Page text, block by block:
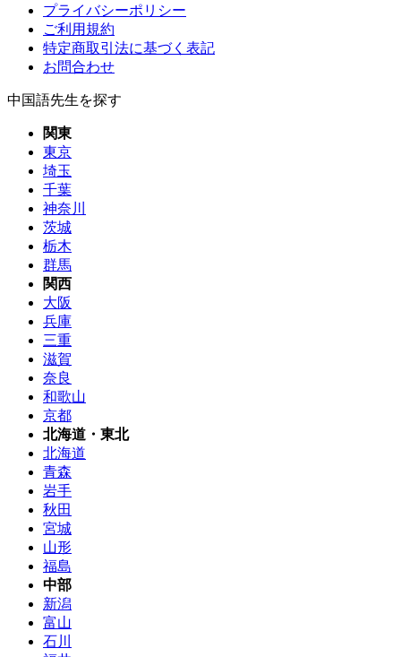
プライバシーポリシー
ご利用規約
特定商取引法に基づく表記
お問合わせ
中国語先生を探す
関東
東京
埼玉
千葉
神奈川
茨城
栃木
群馬
関西
大阪
兵庫
三重
滋賀
奈良
和歌山
京都
北海道・東北
北海道
青森
岩手
秋田
宮城
山形
福島
中部
新潟
富山
石川